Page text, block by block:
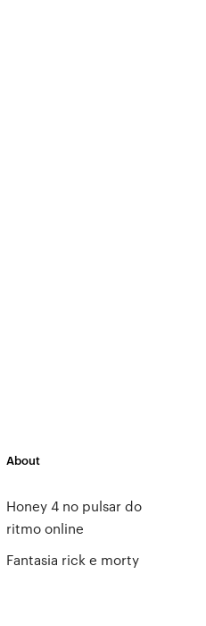
About
Honey 4 no pulsar do
ritmo online
Fantasia rick e morty